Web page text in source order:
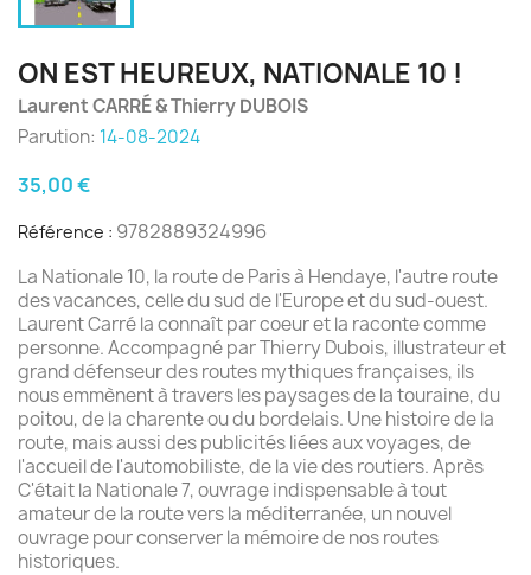
ON EST HEUREUX, NATIONALE 10 !
Laurent CARRÉ & Thierry DUBOIS
Parution: 14-08-2024
35,00 €
Référence : 9782889324996
La Nationale 10, la route de Paris à Hendaye, l'autre route
des vacances, celle du sud de l'Europe et du sud-ouest.
Laurent Carré la connaît par coeur et la raconte comme
personne. Accompagné par Thierry Dubois, illustrateur et
grand défenseur des routes mythiques françaises, ils
nous emmènent à travers les paysages de la touraine, du
poitou, de la charente ou du bordelais. Une histoire de la
route, mais aussi des publicités liées aux voyages, de
l'accueil de l'automobiliste, de la vie des routiers. Après
C'était la Nationale 7, ouvrage indispensable à tout
amateur de la route vers la méditerranée, un nouvel
ouvrage pour conserver la mémoire de nos routes
historiques.